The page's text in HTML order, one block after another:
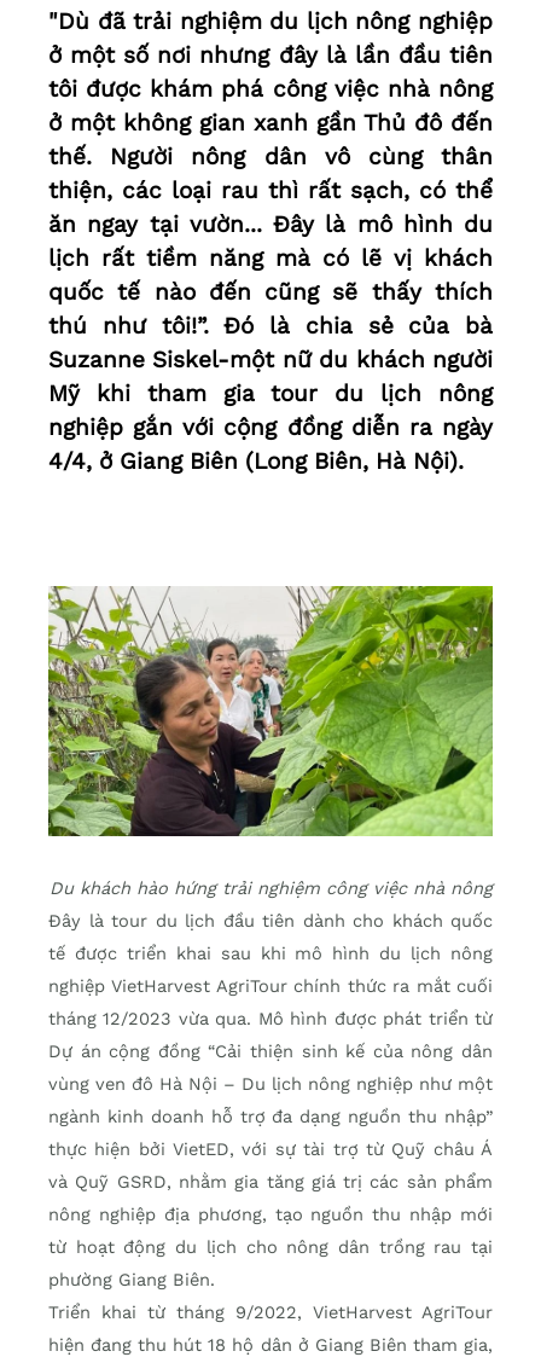
"Dù đã trải nghiệm du lịch nông nghiệp
ở một số nơi nhưng đây là lần đầu tiên
tôi được khám phá công việc nhà nông
ở một không gian xanh gần Thủ đô đến
thế. Người nông dân vô cùng thân
thiện, các loại rau thì rất sạch, có thể
ăn ngay tại vườn... Đây là mô hình du
lịch rất tiềm năng mà có lẽ vị khách
quốc tế nào đến cũng sẽ thấy thích
thú như tôi!”. Đó là chia sẻ của bà
Suzanne Siskel-một nữ du khách người
Mỹ khi tham gia tour du lịch nông
nghiệp gắn với cộng đồng diễn ra ngày
4/4, ở Giang Biên (Long Biên, Hà Nội).
Du khách hào hứng trải nghiệm công việc nhà nông
Đây là tour du lịch đầu tiên dành cho khách quốc
tế được triển khai sau khi mô hình du lịch nông
nghiệp VietHarvest AgriTour chính thức ra mắt cuối
tháng 12/2023 vừa qua. Mô hình được phát triển từ
Dự án cộng đồng “Cải thiện sinh kế của nông dân
vùng ven đô Hà Nội – Du lịch nông nghiệp như một
ngành kinh doanh hỗ trợ đa dạng nguồn thu nhập”
thực hiện bởi VietED, với sự tài trợ từ Quỹ châu Á
và Quỹ GSRD, nhằm gia tăng giá trị các sản phẩm
nông nghiệp địa phương, tạo nguồn thu nhập mới
từ hoạt động du lịch cho nông dân trồng rau tại
phường Giang Biên.
Triển khai từ tháng 9/2022, VietHarvest AgriTour
hiện đang thu hút 18 hộ dân ở Giang Biên tham gia,